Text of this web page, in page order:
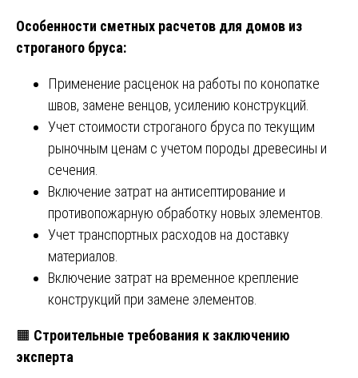
Особенности сметных расчетов для домов из
строганого бруса:
Применение расценок на работы по конопатке
швов, замене венцов, усилению конструкций.
Учет стоимости строганого бруса по текущим
рыночным ценам с учетом породы древесины и
сечения.
Включение затрат на антисептирование и
противопожарную обработку новых элементов.
Учет транспортных расходов на доставку
материалов.
Включение затрат на временное крепление
конструкций при замене элементов.
🟧 Строительные требования к заключению
эксперта